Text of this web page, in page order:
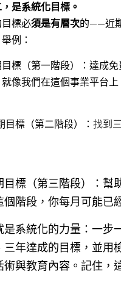
是系統化目標。
標必須是有層次的——近
例：
標（第一階段）：達成
就像我們在這個事業平台
目標（第二階段）： 找到三
目標（第三階段）：幫
個階段，你每月可能已
是系統化的力量：一步
三年達成的目標，並用
術與教育內容。記住，